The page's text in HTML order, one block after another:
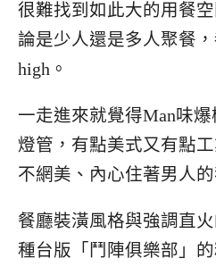
很難找到如此大的用餐
論是少人還是多人聚餐
high。
一走進來就覺得Man味
燈管，有點美式又有點
不網美、內心住著男人的
餐廳裝潢風格與強調直
種台版「鬥陣俱樂部」的